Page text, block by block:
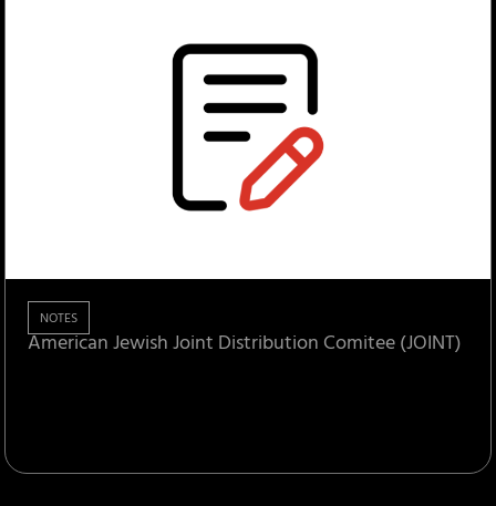
NOTES
American Jewish Joint Distribution Comitee (JOINT)